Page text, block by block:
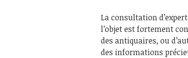
La consultation
l’objet est fortement
des antiquaires, ou
des informations